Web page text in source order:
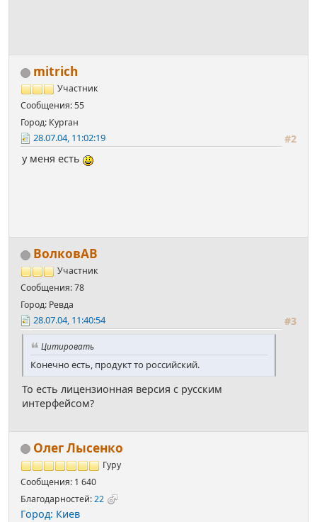
mitrich
Участник
Сообщения: 55
Город: Курган
#2
28.07.04, 11:02:19
у меня есть
ВолковАВ
Участник
Сообщения: 78
Город: Ревда
#3
28.07.04, 11:40:54
Цитировать
Конечно есть, продукт то российский.
То есть лицензионная версия с русским
интерфейсом?
Олег Лысенко
Гуру
Сообщения: 1 640
Благодарностей:22
Город: Киев